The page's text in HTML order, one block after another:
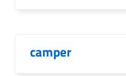
camper